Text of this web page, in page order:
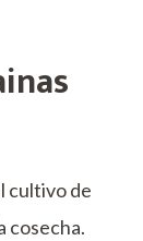
cultivo de
cosecha.